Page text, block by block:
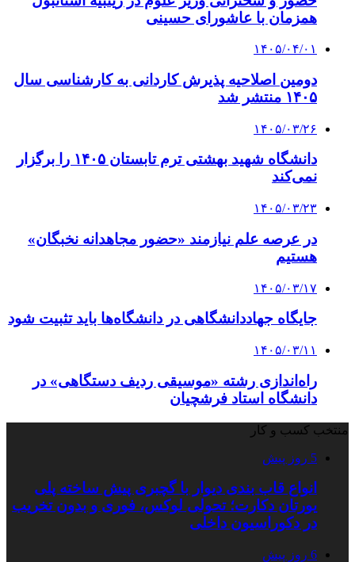
همزمان با عاشورای حسینی
۱۴۰۵/۰۴/۰۱
دومین اصلاحیه پذیرش کاردانی به کارشناسی‌ سال
۱۴۰۵ منتشر شد
۱۴۰۵/۰۳/۲۶
دانشگاه شهید بهشتی ترم تابستان ۱۴۰۵ را برگزار
نمی‌کند
۱۴۰۵/۰۳/۲۳
در عرصه علم نیازمند «حضور مجاهدانه نخبگان»
هستیم
۱۴۰۵/۰۳/۱۷
جایگاه جهاددانشگاهی در دانشگاه‌ها باید تثبیت شود
۱۴۰۵/۰۳/۱۱
راه‌اندازی رشته «موسیقی ردیف دستگاهی» در
دانشگاه استاد فرشچیان
منتخب کسب و کار
5 روز پیش
انواع قاب بندی دیوار با گچبری پیش ساخته پلی
یورتان دکارت؛ تحولی لوکس، فوری و بدون تخریب
در دکوراسیون داخلی
6 روز پیش